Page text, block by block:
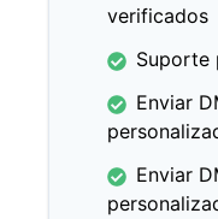
verificados
Suporte
Enviar
Enviar